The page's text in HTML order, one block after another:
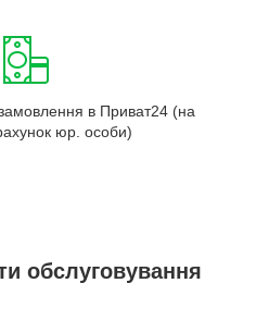
в Приват24 (на
юр. особи)
обслуговування